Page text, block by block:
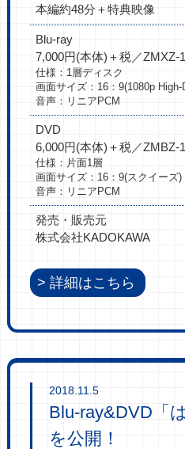
本編約48分＋特典映像
Blu-ray
7,000円(本体)＋税／ZMXZ-
仕様：1層ディスク
画面サイズ：16：9(1080p High-
音声：リニアPCM
DVD
6,000円(本体)＋税／ZMBZ-
仕様：片面1層
画面サイズ：16：9(スクイーズ)
音声：リニアPCM
発売・販売元
株式会社KADOKAWA
詳細はこちら
2018.11.5
Blu-ray&DVD「
を公開！